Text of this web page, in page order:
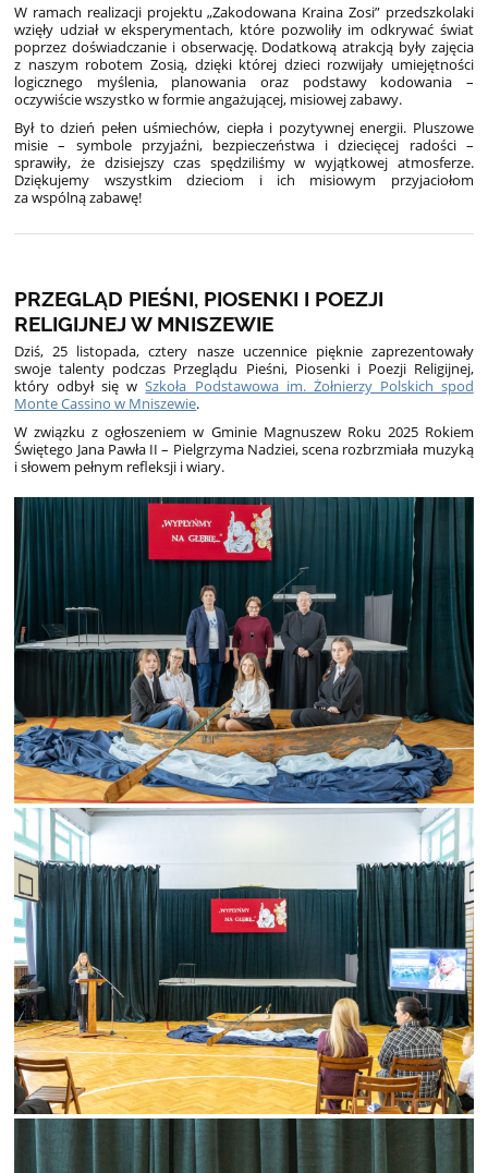
W ramach realizacji projektu „Zakodowana Kraina Zosi” przedszkolaki
wzięły udział w eksperymentach, które pozwoliły im odkrywać świat
poprzez doświadczanie i obserwację. Dodatkową atrakcją były zajęcia
z naszym robotem Zosią, dzięki której dzieci rozwijały umiejętności
logicznego myślenia, planowania oraz podstawy kodowania –
oczywiście wszystko w formie angażującej, misiowej zabawy.
Był to dzień pełen uśmiechów, ciepła i pozytywnej energii. Pluszowe
misie – symbole przyjaźni, bezpieczeństwa i dziecięcej radości –
sprawiły, że dzisiejszy czas spędziliśmy w wyjątkowej atmosferze.
Dziękujemy wszystkim dzieciom i ich misiowym przyjaciołom
za wspólną zabawę!
PRZEGLĄD PIEŚNI, PIOSENKI I POEZJI
RELIGIJNEJ W MNISZEWIE
Dziś, 25 listopada, cztery nasze uczennice pięknie zaprezentowały
swoje talenty podczas Przeglądu Pieśni, Piosenki i Poezji Religijnej,
który odbył się wSzkoła Podstawowa im. Żołnierzy Polskich spod
Monte Cassino w Mniszewie.
W związku z ogłoszeniem w Gminie Magnuszew Roku 2025 Rokiem
Świętego Jana Pawła II – Pielgrzyma Nadziei, scena rozbrzmiała muzyką
i słowem pełnym refleksji i wiary.